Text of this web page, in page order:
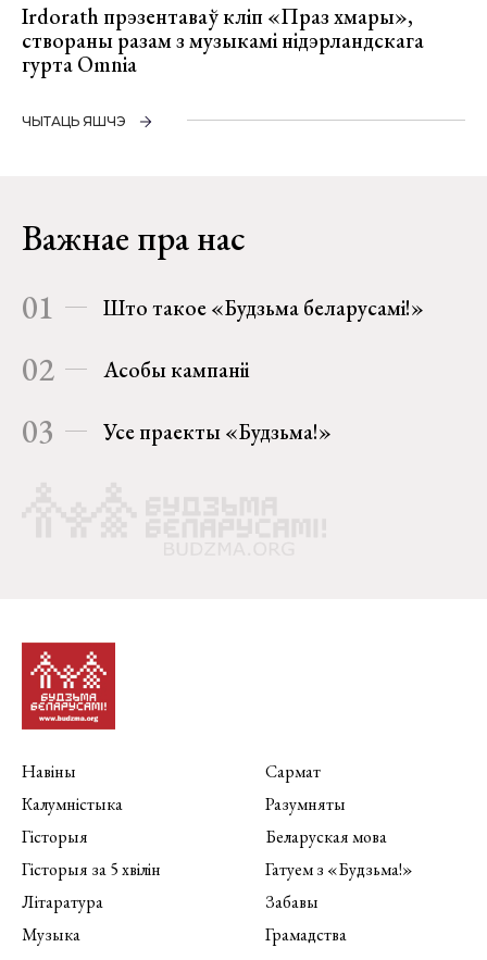
Irdorath прэзентаваў кліп «Праз хмары»,
створаны разам з музыкамі нідэрландскага
гурта Omnia
ЧЫТАЦЬ ЯШЧЭ
Важнае пра нас
01 Што такое «Будзьма беларусамі!»
02 Асобы кампаніі
03 Усе праекты «Будзьма!»
Навіны
Калумністыка
Гісторыя
Гісторыя за 5 хвілін
Літаратура
Музыка
Сармат
Разумняты
Беларуская мова
Гатуем з «Будзьма!»
Забавы
Грамадства